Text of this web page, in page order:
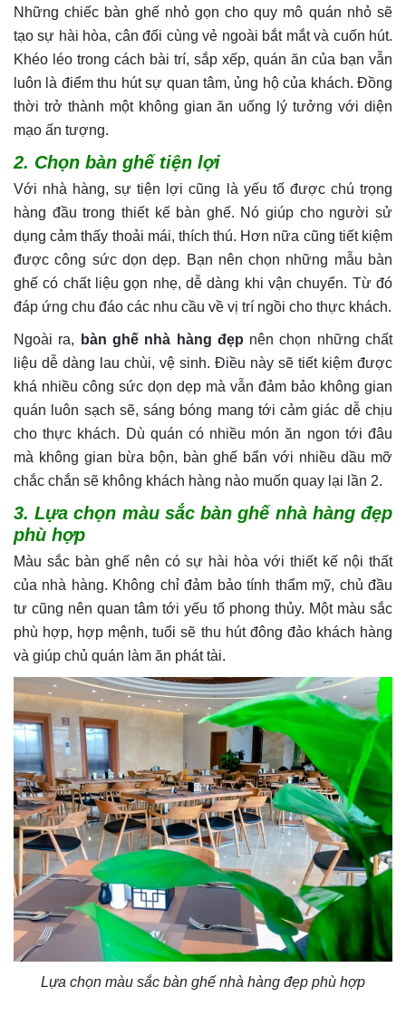
Những chiếc bàn ghế nhỏ gọn cho quy mô quán nhỏ sẽ
tạo sự hài hòa, cân đối cùng vẻ ngoài bắt mắt và cuốn hút.
Khéo léo trong cách bài trí, sắp xếp, quán ăn của bạn vẫn
luôn là điểm thu hút sự quan tâm, ủng hộ của khách. Đồng
thời trở thành một không gian ăn uống lý tưởng với diện
mạo ấn tượng.
2. Chọn bàn ghế tiện lợi
Với nhà hàng, sự tiện lợi cũng là yếu tố được chú trọng
hàng đầu trong thiết kế bàn ghế. Nó giúp cho người sử
dụng cảm thấy thoải mái, thích thú. Hơn nữa cũng tiết kiệm
được công sức dọn dẹp. Bạn nên chọn những mẫu bàn
ghế có chất liệu gọn nhẹ, dễ dàng khi vận chuyển. Từ đó
đáp ứng chu đáo các nhu cầu về vị trí ngồi cho thực khách.
Ngoài ra, bàn ghế nhà hàng đẹp nên chọn những chất
liệu dễ dàng lau chùi, vệ sinh. Điều này sẽ tiết kiệm được
khá nhiều công sức dọn dẹp mà vẫn đảm bảo không gian
quán luôn sạch sẽ, sáng bóng mang tới cảm giác dễ chịu
cho thực khách. Dù quán có nhiều món ăn ngon tới đâu
mà không gian bừa bộn, bàn ghế bẩn với nhiều dầu mỡ
chắc chắn sẽ không khách hàng nào muốn quay lại lần 2.
3. Lựa chọn màu sắc bàn ghế nhà hàng đẹp
phù hợp
Màu sắc bàn ghế nên có sự hài hòa với thiết kế nội thất
của nhà hàng. Không chỉ đảm bảo tính thẩm mỹ, chủ đầu
tư cũng nên quan tâm tới yếu tố phong thủy. Một màu sắc
phù hợp, hợp mệnh, tuổi sẽ thu hút đông đảo khách hàng
và giúp chủ quán làm ăn phát tài.
Lựa chọn màu sắc bàn ghế nhà hàng đẹp phù hợp